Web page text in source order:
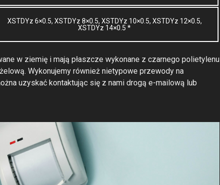
XSTDYz 6×0.5, XSTDYz 8×0.5, XSTDYz 10×0.5, XSTDYz 12×0.5,
XSTDYz 14×0.5 *
w ziemię i mają płaszcze wykonane z czarnego polietylenu
Wykonujemy również nietypowe przewody na
uzyskać kontaktując się z nami drogą e-mailową lub